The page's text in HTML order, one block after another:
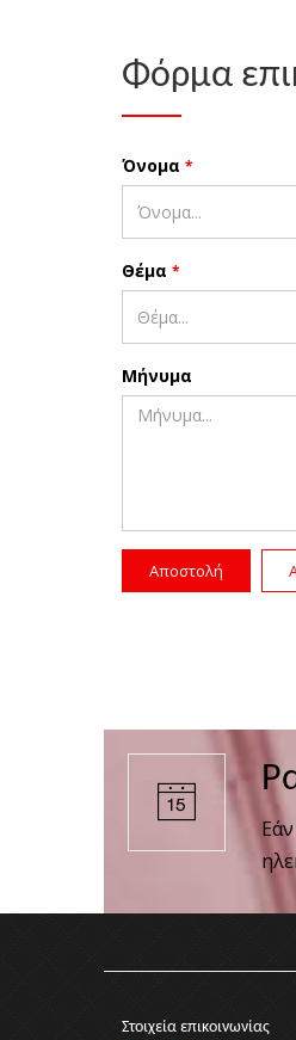
Φόρμα
Όνομα *
Θέμα *
Μήνυμα
Αποστολή
Στοιχεία επικοινωνίας